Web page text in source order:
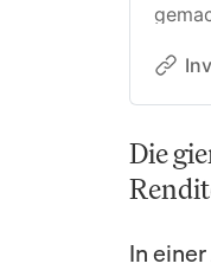
Die
In